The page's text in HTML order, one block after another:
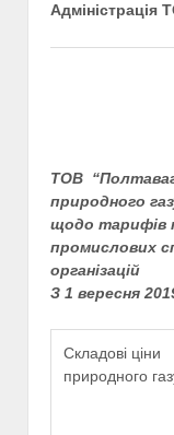
Адміністрація
ТОВ
природного
щодо тарифів
промислових
організацій
З 1 вересня
Складові ціни
природного